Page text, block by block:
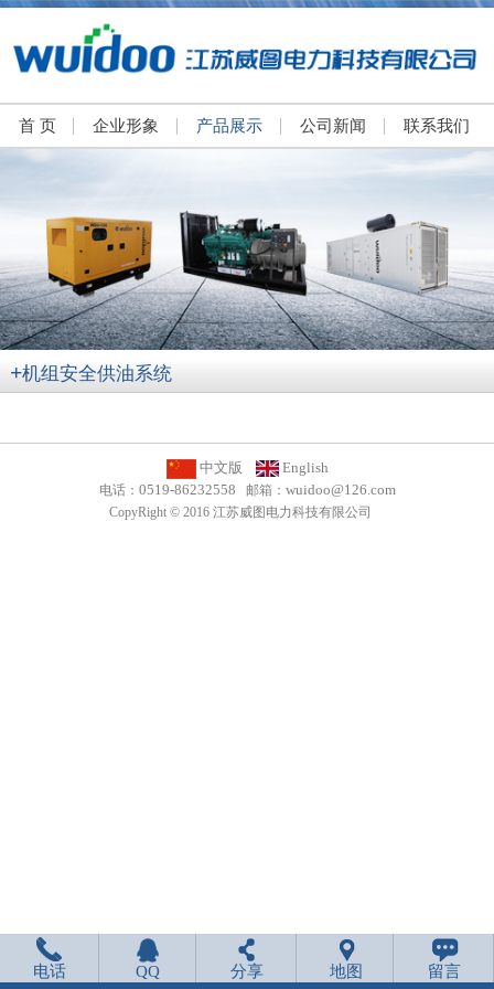
首 页 企业形象 产品展示 公司新闻 联系我们
+机组安全供油系统
中文版 English
电话： 0519-86232558 邮箱： wuidoo@126.com
CopyRight © 2016 江苏威图电力科技有限公司
电话 QQ 分享 地图 留言